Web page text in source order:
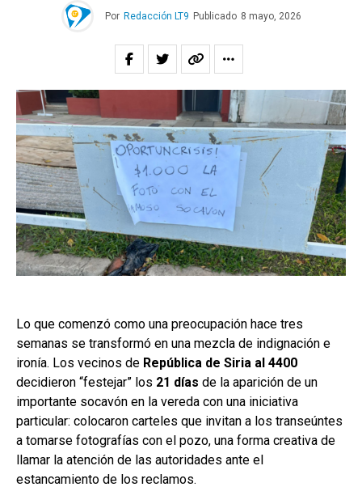
Por Redacción LT9 Publicado 8 mayo, 2026
Lo que comenzó como una preocupación hace tres
semanas se transformó en una mezcla de indignación e
ironía. Los vecinos de República de Siria al 4400
decidieron “festejar” los 21 días de la aparición de un
importante socavón en la vereda con una iniciativa
particular: colocaron carteles que invitan a los transeúntes
a tomarse fotografías con el pozo, una forma creativa de
llamar la atención de las autoridades ante el
estancamiento de los reclamos.